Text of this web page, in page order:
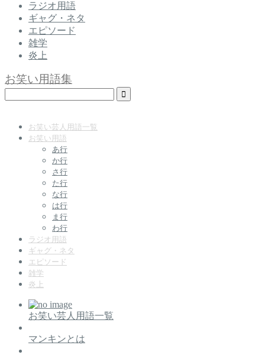
ラジオ用語
ギャグ・ネタ
エピソード
雑学
炎上
お笑い用語集
お笑い芸人用語一覧
お笑い用語
あ行
か行
さ行
た行
な行
は行
ま行
わ行
ラジオ用語
ギャグ・ネタ
エピソード
雑学
炎上
お笑い芸人用語一覧
マンキンとは